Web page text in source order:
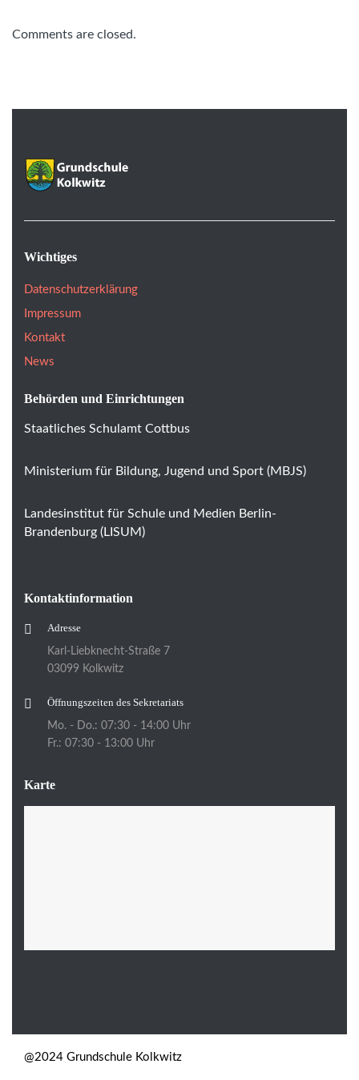
Comments are closed.
Wichtiges
Datenschutzerklärung
Impressum
Kontakt
News
Behörden und Einrichtungen
Staatliches Schulamt Cottbus
Ministerium für Bildung, Jugend und Sport (MBJS)
Landesinstitut für Schule und Medien Berlin-
Brandenburg (LISUM)
Kontaktinformation
Adresse
Karl-Liebknecht-Straße 7
03099 Kolkwitz
Öffnungszeiten des Sekretariats
Mo. - Do.: 07:30 - 14:00 Uhr
Fr.: 07:30 - 13:00 Uhr
Karte
@2024 Grundschule Kolkwitz